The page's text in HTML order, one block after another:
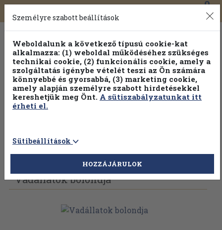
Toggle
navigation
0
Vissza az előző oldalra Válasszon példányt
Vadállatok bolondja
Személyre szabott beállítások
Weboldalunk a következő típusú cookie-kat
alkalmazza: (1) weboldal működéséhez szükséges
technikai cookie, (2) funkcionális cookie, amely a
szolgáltatás igénybe vételét teszi az Ön számára
könnyebbé és gyorsabbá, (3) marketing cookie,
amely alapján személyre szabott hirdetésekkel
kereshetjük meg Önt. A sütiszabályzatunkat itt
érheti el.
Sütibeállítások
HOZZÁJÁRULOK